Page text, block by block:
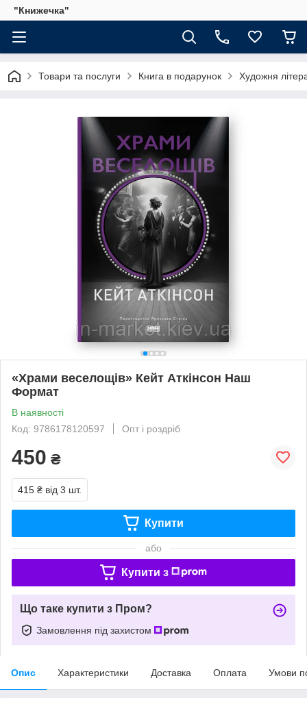
"Книжечка"
Товари та послуги Книга в подарунок Художня
«Храми веселощів» Кейт Аткінсон Наш
Формат
В наявності
Код: 9786178120597
Опт і роздріб
450 ₴
415 ₴ від 3 шт.
Купити
або
Купити з
Що таке купити з Пром?
Замовлення під захистом
Опис Характеристики Доставка Оплата Умови